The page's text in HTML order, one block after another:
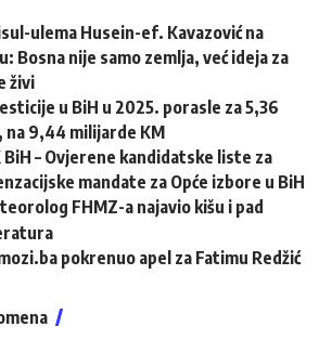
ulema Husein-ef. Kavazović na
Bosna nije samo zemlja, već ideja za
živi
u BiH u 2025. porasle za 5,36
na 9,44 milijarde KM
BiH – Ovjerene kandidatske liste za
mandate za Opće izbore u BiH
FHMZ-a najavio kišu i pad
pokrenuo apel za Fatimu Redžić